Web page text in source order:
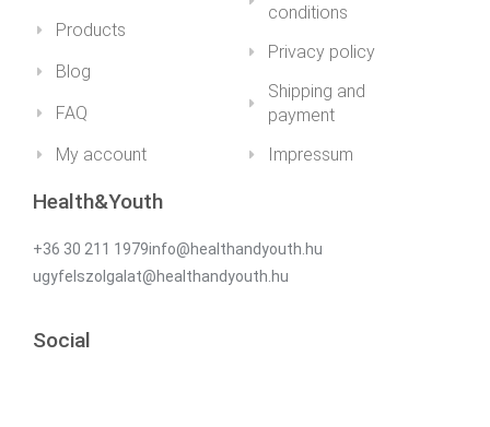
Products
Blog
FAQ
My account
conditions
Privacy policy
Shipping and
payment
Impressum
Health&Youth
+36 30 211 1979info@healthandyouth.hu
ugyfelszolgalat@healthandyouth.hu
Social